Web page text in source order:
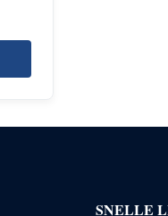
SNELLE